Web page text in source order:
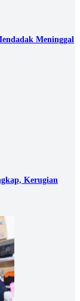
Meninggal
Kerugian